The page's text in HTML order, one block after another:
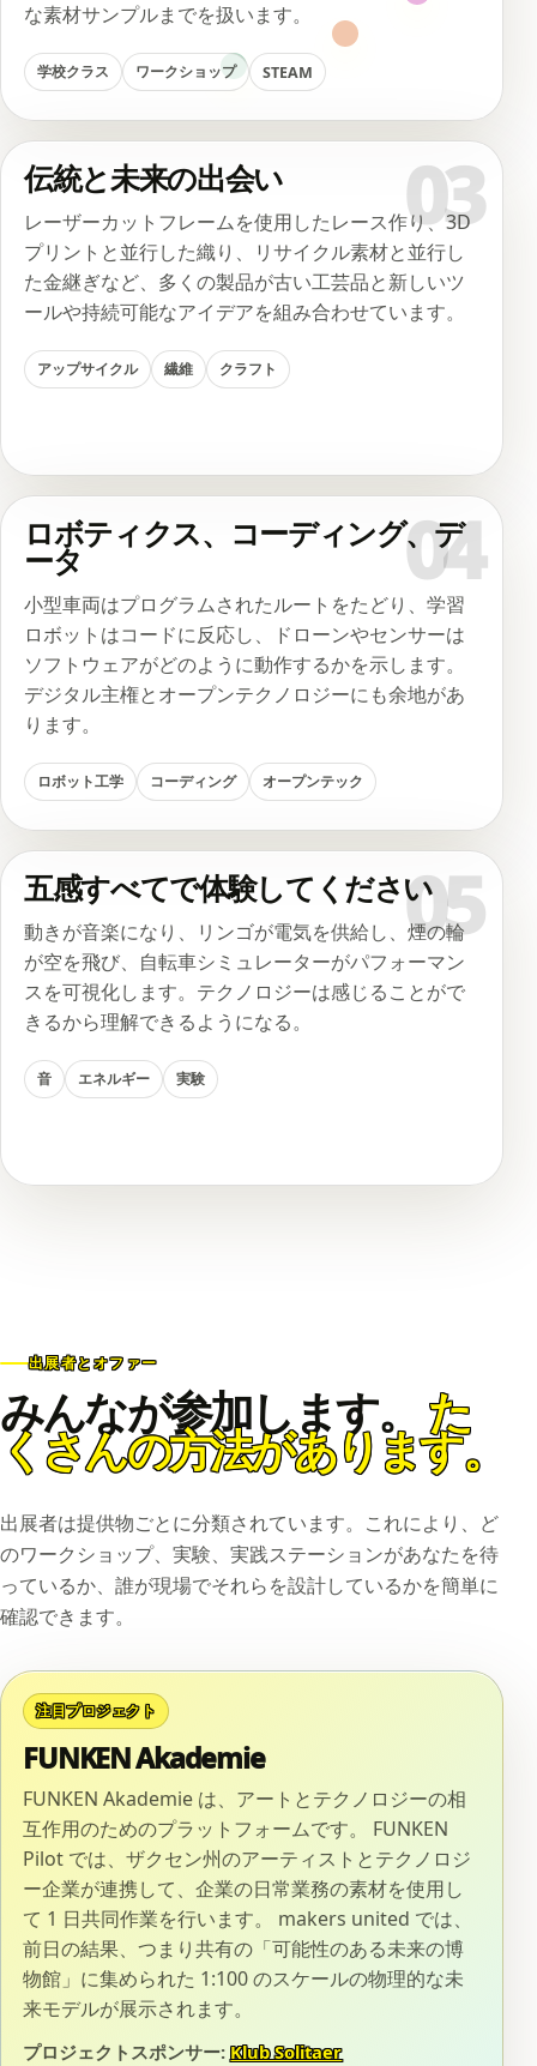
な素材サンプルまでを扱います。
学校クラス ワークショップ STEAM
03
伝統と未来の出会い
レーザーカットフレームを使用したレース作り、3D
プリントと並行した織り、リサイクル素材と並行し
た金継ぎなど、多くの製品が古い工芸品と新しいツ
ールや持続可能なアイデアを組み合わせています。
アップサイクル 繊維 クラフト
04
ロボティクス、コーディング、デ
ータ
小型車両はプログラムされたルートをたどり、学習
ロボットはコードに反応し、ドローンやセンサーは
ソフトウェアがどのように動作するかを示します。
デジタル主権とオープンテクノロジーにも余地があ
ります。
ロボット工学 コーディング オープンテック
05
五感すべてで体験してください
動きが音楽になり、リンゴが電気を供給し、煙の輪
が空を飛び、自転車シミュレーターがパフォーマン
スを可視化します。テクノロジーは感じることがで
きるから理解できるようになる。
音 エネルギー 実験
出展者とオファー
みんなが参加します。 た
くさんの方法があります。
出展者は提供物ごとに分類されています。これにより、ど
のワークショップ、実験、実践ステーションがあなたを待
っているか、誰が現場でそれらを設計しているかを簡単に
確認できます。
注目プロジェクト
FUNKEN Akademie
FUNKEN Akademie は、アートとテクノロジーの相
互作用のためのプラットフォームです。 FUNKEN
Pilot では、ザクセン州のアーティストとテクノロジ
ー企業が連携して、企業の日常業務の素材を使用し
て 1 日共同作業を行います。 makers united では、
前日の結果、つまり共有の「可能性のある未来の博
物館」に集められた 1:100 のスケールの物理的な未
来モデルが展示されます。
プロジェクトスポンサー:Klub Solitaer